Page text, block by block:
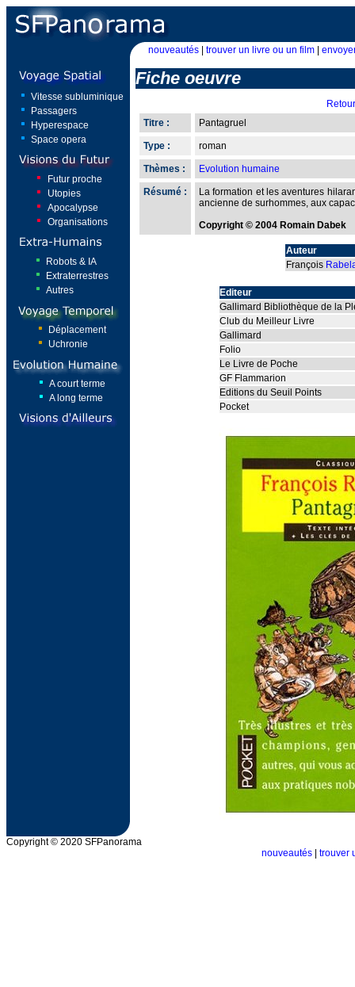
nouveautés trouver un livre ou un film
Vitesse subluminique
Passagers
Hyperespace
Space opera
Futur proche
Utopies
Apocalypse
Organisations
Robots & IA
Extraterrestres
Autres
Déplacement
Uchronie
A court terme
A long terme
Fiche oeuvre
Titre :
Pantagruel
Type : roman
Thèmes : Evolution humaine
Résumé :
La formation et les aventures
ancienne de surhommes, aux
Copyright © 2004 Romain Dabek
Auteur
François
Editeur
Gallimard Bibliothèque de la
Club du Meilleur Livre
Gallimard
Folio
Le Livre de Poche
GF Flammarion
Editions du Seuil Points
Pocket
Copyright © 2020 SFPanorama
nouveautés |trouver